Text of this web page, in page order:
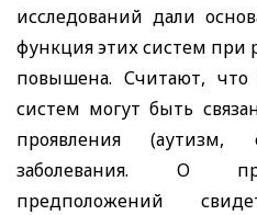
исследований дали
функция этих систем при
повышена. Считают,
систем могут быть
проявления
заболевания. О
предположений